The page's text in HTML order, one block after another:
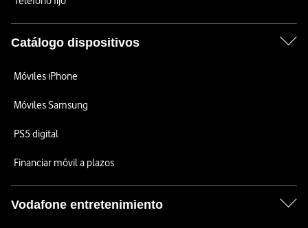
Catálogo dispositivos
Móviles iPhone
Móviles Samsung
PS5 digital
Financiar móvil a plazos
Vodafone entretenimiento